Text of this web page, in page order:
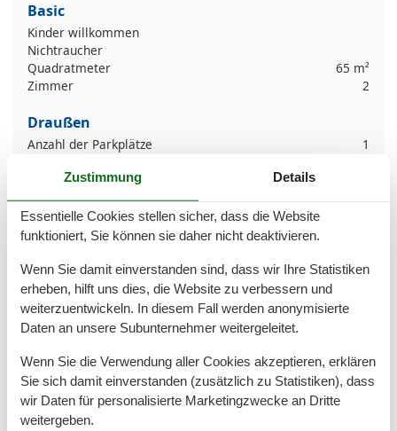
Basic
Kinder willkommen
Nichtraucher
Quadratmeter
65 m²
Zimmer
2
Draußen
Anzahl der Parkplätze
1
Entfernung
Entfernung Einkauf
FlughafenEntfernung
36000 km
RestaurantEntfernung
300 m
SeeEntfernung
1800 km
Strandentfernung
300 m
Backofen
Gefrierfach
Kaffeemaschine
Kochutensilien
Zustimmung Details
Essentielle Cookies stellen sicher, dass die Website
funktioniert, Sie können sie daher nicht deaktivieren.
Wenn Sie damit einverstanden sind, dass wir Ihre Statistiken
erheben, hilft uns dies, die Website zu verbessern und
weiterzuentwickeln. In diesem Fall werden anonymisierte
Daten an unsere Subunternehmer weitergeleitet.
Wenn Sie die Verwendung aller Cookies akzeptieren, erklären
Sie sich damit einverstanden (zusätzlich zu Statistiken), dass
wir Daten für personalisierte Marketingzwecke an Dritte
weitergeben.